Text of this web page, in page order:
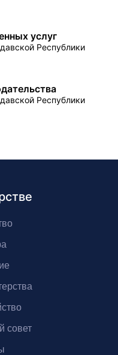
услуг
Республики
Республики
совет